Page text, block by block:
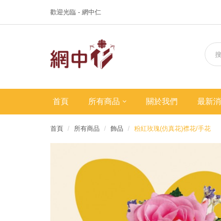
歡迎光臨 - 網中仁
首頁 所有商品 關於我們 最新
首頁 所有商品 飾品 粉紅玫瑰(仿真花)襟花/手花